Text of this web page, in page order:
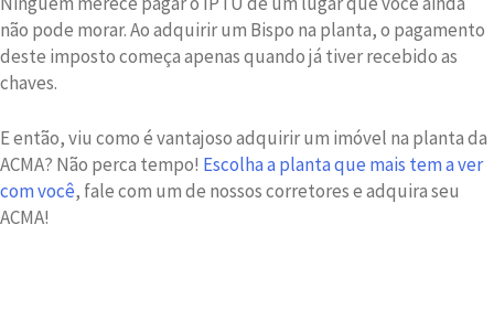
não pode morar. Ao adquirir um Bispo na planta, o pagamento
deste imposto começa apenas quando já tiver recebido as
chaves.
E então, viu como é vantajoso adquirir um imóvel na planta da
ACMA? Não perca tempo! Escolha a planta que mais tem a ver
com você, fale com um de nossos corretores e adquira seu
ACMA!